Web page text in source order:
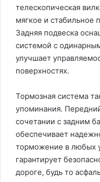
телескопическая
мягкое и стабильное
Задняя подвеска
системой с
улучшает
поверхностях.
Тормозная система
упоминания.
сочетании с задним
обеспечивает
торможение в любых
гарантирует
дороге, будь то